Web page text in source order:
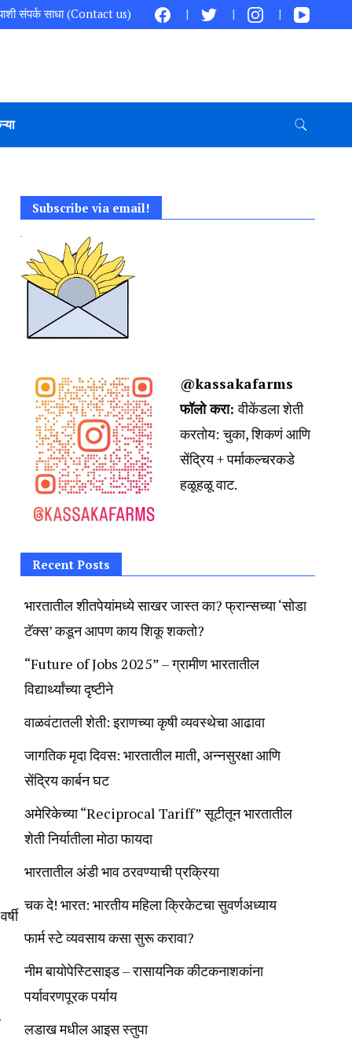
संपर्क साधा (Contact us)
Subscribe via email!
@kassakafarms
फॉलो करा:वीकेंडला शेती
करतोय: चुका, शिकणं आणि
सेंद्रिय + पर्माकल्चरकडे
हळूहळू वाट.
Recent Posts
भारतातील शीतपेयांमध्ये साखर जास्त का? फ्रान्सच्या ‘सोडा
टॅक्स’ कडून आपण काय शिकू शकतो?
“Future of Jobs 2025” – ग्रामीण भारतातील
विद्यार्थ्यांच्या दृष्टीने
वाळवंटातली शेती: इराणच्या कृषी व्यवस्थेचा आढावा
जागतिक मृदा दिवस: भारतातील माती, अन्नसुरक्षा आणि
सेंद्रिय कार्बन घट
अमेरिकेच्या “Reciprocal Tariff” सूटीतून भारतातील
शेती निर्यातीला मोठा फायदा
भारतातील अंडी भाव ठरवण्याची प्रक्रिया
चक दे! भारत: भारतीय महिला क्रिकेटचा सुवर्णअध्याय
फार्म स्टे व्यवसाय कसा सुरू करावा?
नीम बायोपेस्टिसाइड – रासायनिक कीटकनाशकांना
पर्यावरणपूरक पर्याय
लडाख मधील आइस स्तुपा